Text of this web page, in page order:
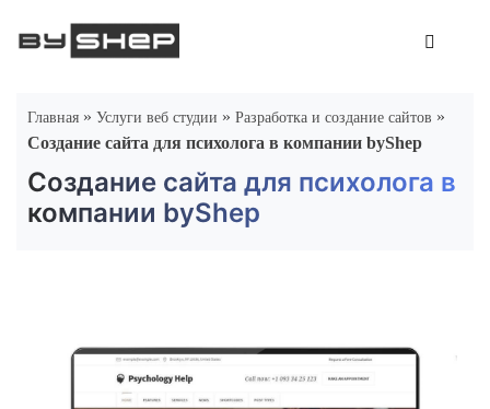
Главная » Услуги веб студии » Разработка и создание сайтов »
Создание сайта для психолога в компании byShep
Создание сайта для психолога в
компании byShep